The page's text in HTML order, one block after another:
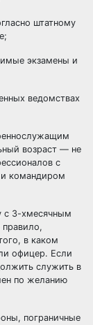
штатному
экзамены и
ведомствах
возраст — не
с
и командиром
с 3-хмесячным
в каком
офицер. Если
служить в
по желанию
пограничные